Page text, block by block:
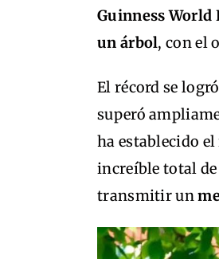
Guinness World
un árbol, con el
El récord se
superó
ha establecido
increíble total de
transmitir un